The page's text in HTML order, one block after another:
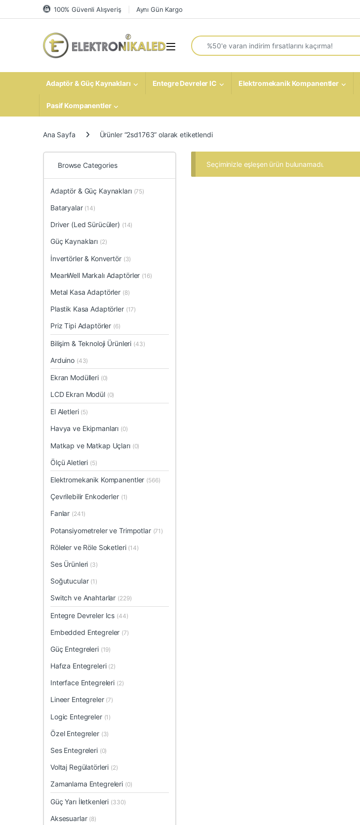
Skip to navigation
Skip to content 100% Güvenli Alışveriş Aynı Gün Kargo
Open
Search for:
Adaptör & Güç Kaynakları Entegre Devreler IC Elektromekanik Kompanentler
Pasif Kompanentler
Ana Sayfa Ürünler “2sd1763” olarak etiketlendi
Seçiminizle eşleşen ürün bulunamadı.
Browse Categories
Adaptör & Güç Kaynakları (75)
Bataryalar (14)
Driver (Led Sürücüler) (14)
Güç Kaynakları (2)
İnvertörler & Konvertör (3)
MeanWell Markalı Adaptörler (16)
Metal Kasa Adaptörler (8)
Plastik Kasa Adaptörler (17)
Priz Tipi Adaptörler (6)
Bilişim & Teknoloji Ürünleri (43)
Arduino (43)
Ekran Modülleri (0)
LCD Ekran Modül (0)
El Aletleri (5)
Havya ve Ekipmanları (0)
Matkap ve Matkap Uçları (0)
Ölçü Aletleri (5)
Elektromekanik Kompanentler (566)
Çevrilebilir Enkoderler (1)
Fanlar (241)
Potansiyometreler ve Trimpotlar (71)
Röleler ve Röle Soketleri (14)
Ses Ürünleri (3)
Soğutucular (1)
Switch ve Anahtarlar (229)
Entegre Devreler Ics (44)
Embedded Entegreler (7)
Güç Entegreleri (19)
Hafıza Entegreleri (2)
Interface Entegreleri (2)
Lineer Entegreler (7)
Logic Entegreler (1)
Özel Entegreler (3)
Ses Entegreleri (0)
Voltaj Regülatörleri (2)
Zamanlama Entegreleri (0)
Güç Yarı İletkenleri (330)
Aksesuarlar (8)